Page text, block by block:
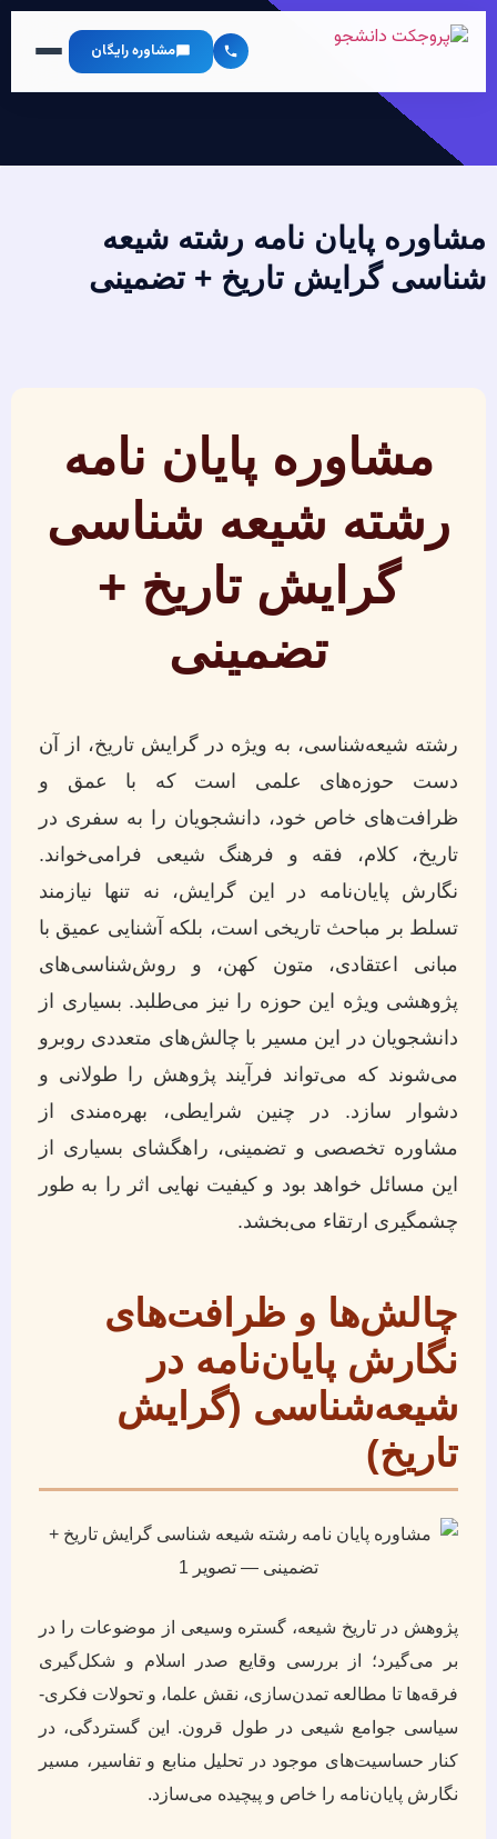
مشاوره رایگان
مشاوره پایان نامه رشته شیعه
شناسی گرایش تاریخ + تضمینی
مشاوره پایان نامه
رشته شیعه شناسی
گرایش تاریخ +
تضمینی
رشته شیعه‌شناسی، به ویژه در گرایش تاریخ، از آن
دست حوزه‌های علمی است که با عمق و
ظرافت‌های خاص خود، دانشجویان را به سفری در
تاریخ، کلام، فقه و فرهنگ شیعی فرامی‌خواند.
نگارش پایان‌نامه در این گرایش، نه تنها نیازمند
تسلط بر مباحث تاریخی است، بلکه آشنایی عمیق با
مبانی اعتقادی، متون کهن، و روش‌شناسی‌های
پژوهشی ویژه این حوزه را نیز می‌طلبد. بسیاری از
دانشجویان در این مسیر با چالش‌های متعددی روبرو
می‌شوند که می‌تواند فرآیند پژوهش را طولانی و
دشوار سازد. در چنین شرایطی، بهره‌مندی از
مشاوره تخصصی و تضمینی، راهگشای بسیاری از
این مسائل خواهد بود و کیفیت نهایی اثر را به طور
چشمگیری ارتقاء می‌بخشد.
چالش‌ها و ظرافت‌های
نگارش پایان‌نامه در
شیعه‌شناسی (گرایش
تاریخ)
پژوهش در تاریخ شیعه، گستره وسیعی از موضوعات را در
بر می‌گیرد؛ از بررسی وقایع صدر اسلام و شکل‌گیری
فرقه‌ها تا مطالعه تمدن‌سازی، نقش علما، و تحولات فکری-
سیاسی جوامع شیعی در طول قرون. این گستردگی، در
کنار حساسیت‌های موجود در تحلیل منابع و تفاسیر، مسیر
نگارش پایان‌نامه را خاص و پیچیده می‌سازد.